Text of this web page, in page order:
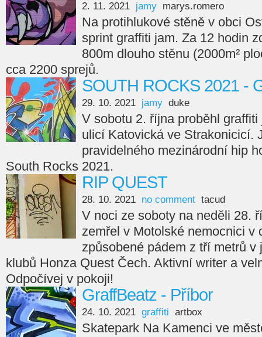
2. 11. 2021 jamy marys.romero
Na protihlukové stěně v obci
sprint graffiti jam. Za 12 hodin
800m dlouho stěnu (2000m²
cca 2200 sprejů.
SOUTH ROCKS 2021 -
29. 10. 2021 jamy duke
V sobotu 2. října proběhl
ulicí Katovická ve Strakonicicí.
pravidelného mezinárodní hip
South Rocks 2021.
RIP QUEST
28. 10. 2021 no comment tacud
V noci ze soboty na neděli 28.
zemřel v Motolské nemocnici v
způsobené pádem z tří metrů v
klubů Honza Quest Čech. Aktivní writer a
Odpočívej v pokoji!
GraffBeatz - Příbor
24. 10. 2021 graffiti artbox
Skatepark Na Kamenci ve